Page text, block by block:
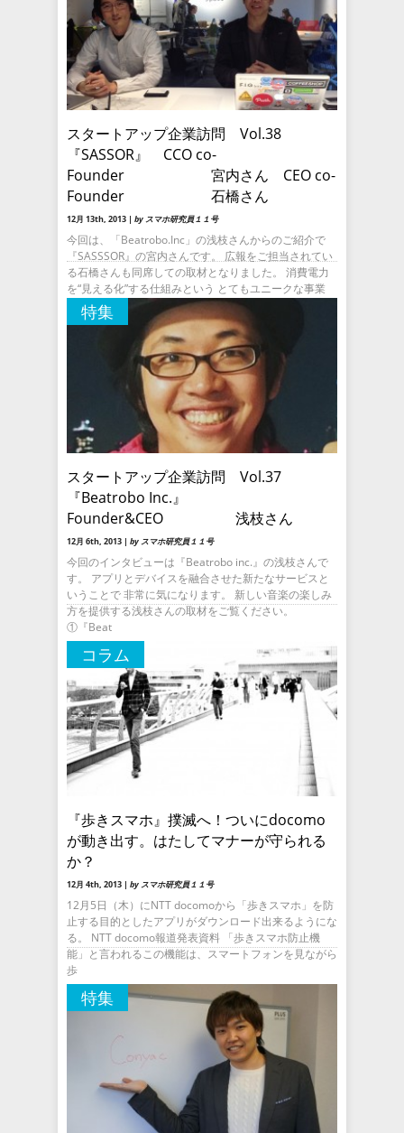
スタートアップ企業訪問 Vol.38
『SASSOR』 CCO co-
Founder 宮内さん CEO co-
Founder 石橋さん
12月 13th, 2013 | by スマホ研究員１１号
今回は、「Beatrobo.Inc」の浅枝さんからのご紹介で
『SASSSOR』の宮内さんです。 広報をご担当されてい
る石橋さんも同席しての取材となりました。 消費電力
を“見える化”する仕組みという とてもユニークな事業
特集
スタートアップ企業訪問 Vol.37
『Beatrobo Inc.』
Founder&CEO 浅枝さん
12月 6th, 2013 | by スマホ研究員１１号
今回のインタビューは『Beatrobo inc.』の浅枝さんで
す。 アプリとデバイスを融合させた新たなサービスと
いうことで 非常に気になります。 新しい音楽の楽しみ
方を提供する浅枝さんの取材をご覧ください。
①『Beat
コラム
『歩きスマホ』撲滅へ！ついにdocomo
が動き出す。はたしてマナーが守られる
か？
12月 4th, 2013 | by スマホ研究員１１号
12月5日（木）にNTT docomoから「歩きスマホ」を防
止する目的としたアプリがダウンロード出来るようにな
る。 NTT docomo報道発表資料 「歩きスマホ防止機
能」と言われるこの機能は、スマートフォンを見ながら
歩
特集